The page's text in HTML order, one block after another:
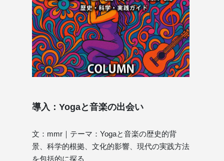
導入：Yogaと音楽の出会い
文：mmr｜テーマ：Yogaと音楽の歴史的背
景、科学的根拠、文化的影響、現代の実践方法
を包括的に探る